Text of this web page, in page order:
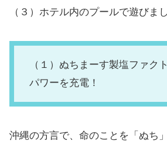
（３）ホテル内のプールで遊びまし
（１）ぬちまーす製塩ファク
パワーを充電！
沖縄の方言で、命のことを「ぬち